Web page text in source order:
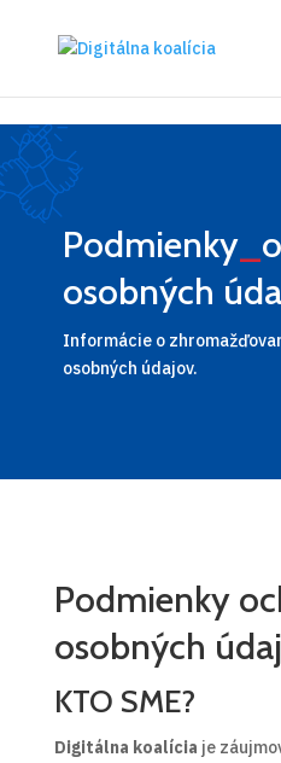
Podmienky_
osobných
Informácie o
osobných údajov.
Podmienky
osobných
KTO SME?
Digitálna koalícia je